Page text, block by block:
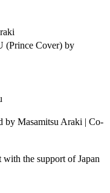
(Prince Cover) by
by Masamitsu Araki | Co-
the support of Japan